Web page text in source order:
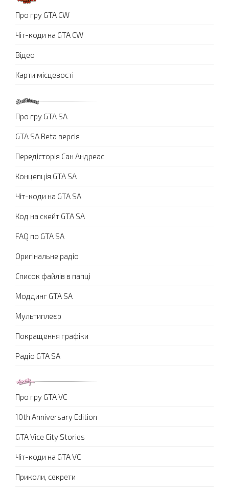
Про гру GTA CW
Чіт-коди на GTA CW
Відео
Карти місцевості
Про гру GTA SA
GTA SA Beta версія
Передісторія Сан Андреас
Концепція GTA SA
Чіт-коди на GTA SA
Код на скейт GTA SA
FAQ по GTA SA
Оригінальне радіо
Список файлів в папці
Моддинг GTA SA
Мультиплеєр
Покращення графіки
Радіо GTA SA
Про гру GTA VC
10th Anniversary Edition
GTA Vice City Stories
Чіт-коди на GTA VC
Приколи, секрети